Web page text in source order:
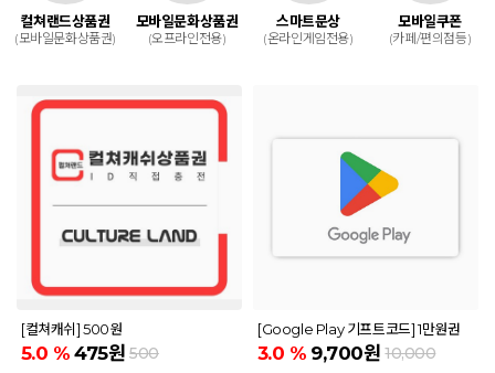
컬쳐랜드상품권
(모바일문화상품권)
모바일문화상품권
(오프라인전용)
스마트문상
(온라인게임전용)
모바일쿠폰
(카페/편의점등)
[컬쳐캐쉬] 500원
5.0 % 475원 500
[Google Play 기프트코드] 1만원권
3.0 % 9,700원 10,000